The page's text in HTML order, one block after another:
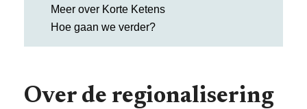
VOOR WIE
Over de regionalisering
Meer over Korte Ketens
Hoe gaan we verder?